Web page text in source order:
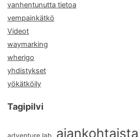
vanhentunutta tietoa
vempainkätkö
Videot
waymarking
wherigo
yhdistykset
yökätköily
Tagipilvi
ajankohtaista